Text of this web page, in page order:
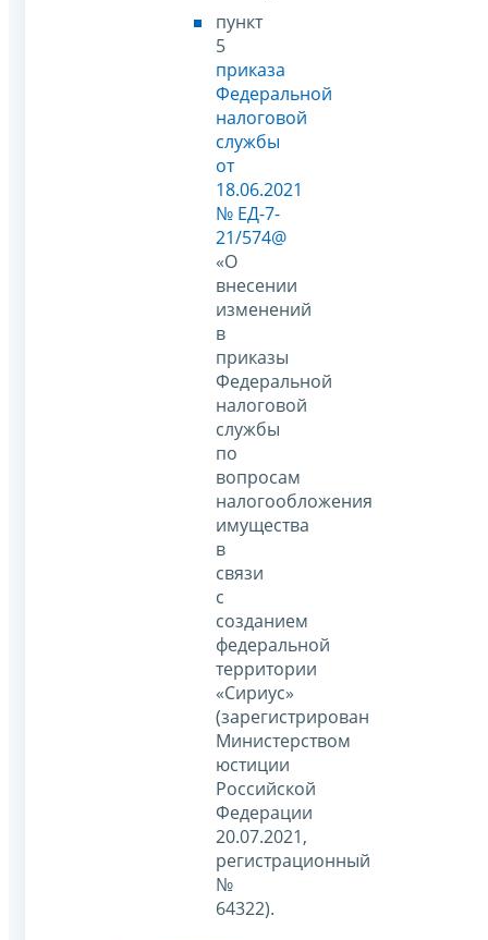
пункт
5
приказа
Федеральной
налоговой
службы
от
18.06.2021
№ ЕД-7-
21/574@
«О
внесении
изменений
в
приказы
Федеральной
налоговой
службы
по
вопросам
налогообложения
имущества
в
связи
с
созданием
федеральной
территории
«Сириус»
(зарегистрирован
Министерством
юстиции
Российской
Федерации
20.07.2021,
регистрационный
№
64322).